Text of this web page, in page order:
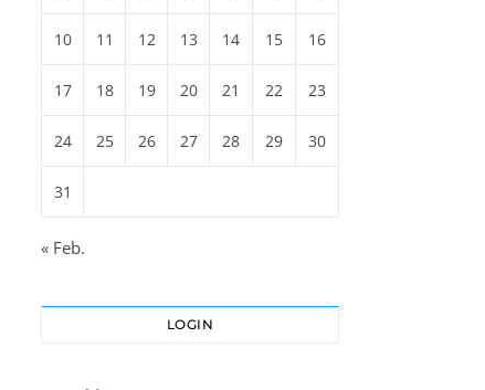
10 11 12 13 14 15 16
17 18 19 20 21 22 23
24 25 26 27 28 29 30
31
« Feb.
LOGIN